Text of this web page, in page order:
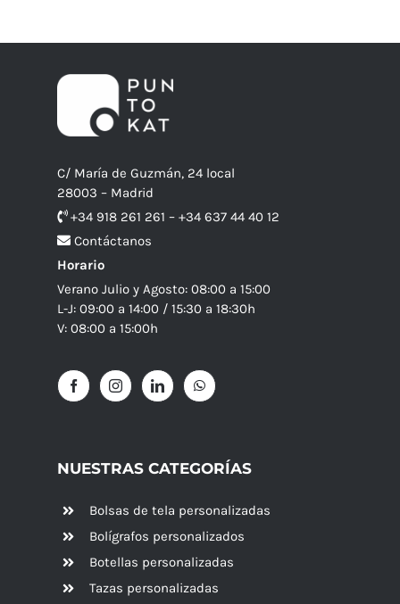
C/ María de Guzmán, 24 local
28003 – Madrid
+34 918 261 261 – +34 637 44 40 12
Contáctanos
Horario
Verano Julio y Agosto: 08:00 a 15:00
L-J: 09:00 a 14:00 / 15:30 a 18:30h
V: 08:00 a 15:00h
NUESTRAS CATEGORÍAS
Bolsas de tela personalizadas
Bolígrafos personalizados
Botellas personalizadas
Tazas personalizadas